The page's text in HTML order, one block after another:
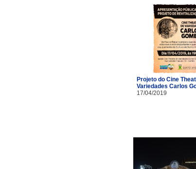
Projeto do Cine
Variedades Carlos
17/04/2019